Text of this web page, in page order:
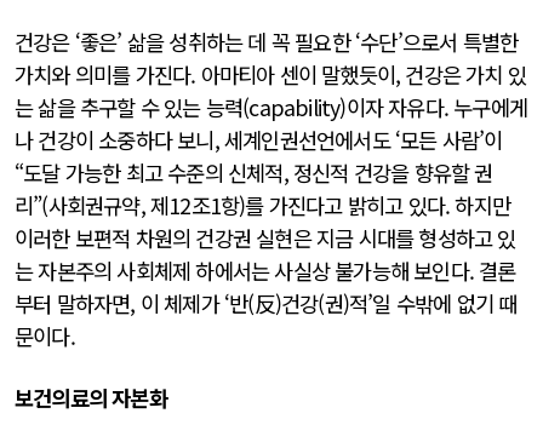
건강은 ‘좋은’ 삶을 성취하는 데 꼭 필요한 ‘수단’으로서 특별한
가치와 의미를 가진다. 아마티아 센이 말했듯이, 건강은 가치 있
는 삶을 추구할 수 있는 능력(capability)이자 자유다. 누구에게
나 건강이 소중하다 보니, 세계인권선언에서도 ‘모든 사람’이
“도달 가능한 최고 수준의 신체적, 정신적 건강을 향유할 권
리”(사회권규약, 제12조1항)를 가진다고 밝히고 있다. 하지만
이러한 보편적 차원의 건강권 실현은 지금 시대를 형성하고 있
는 자본주의 사회체제 하에서는 사실상 불가능해 보인다. 결론
부터 말하자면, 이 체제가 ‘반(反)건강(권)적’일 수밖에 없기 때
문이다.
보건의료의 자본화